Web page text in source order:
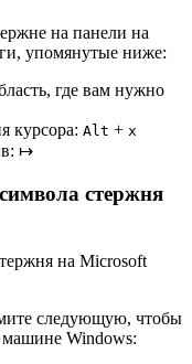
на панели на
упомянутые ниже:
где вам нужно
курсора: Alt + x
↦
стержня
на Microsoft
следующую, чтобы
машине Windows: